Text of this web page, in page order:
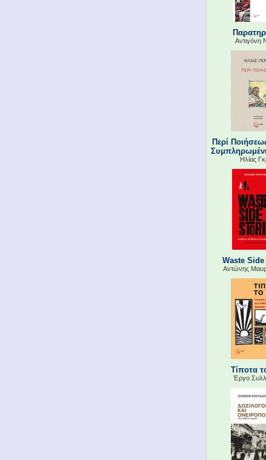
Αντιγόνη
Περί
Ηλίας
Waste
Αντώνης
Τίποτα
Έργο